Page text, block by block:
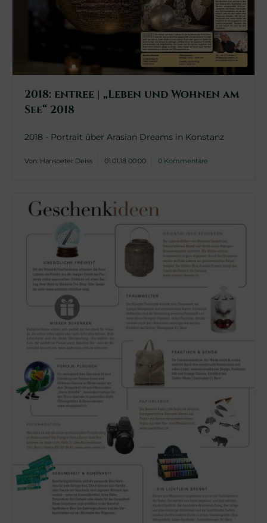
2018: entree | „Leben und Wohnen am
See“ 2018
2018 - Portrait über Arasian Dreams in Konstanz
Von: Hanspeter Deiss 01.01.18 00:00 0 Kommentare